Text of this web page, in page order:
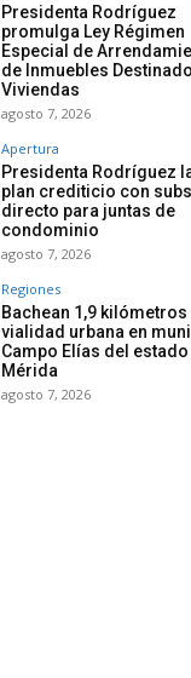
Presidenta Rodríguez
promulga Ley Régimen
Especial de
de Inmuebles
Viviendas
agosto 7, 2026
Apertura
Presidenta Rodríguez
plan crediticio con
directo para juntas de
condominio
agosto 7, 2026
Regiones
Bachean 1,9 kilómetros
vialidad urbana en
Campo Elías del estado
Mérida
agosto 7, 2026